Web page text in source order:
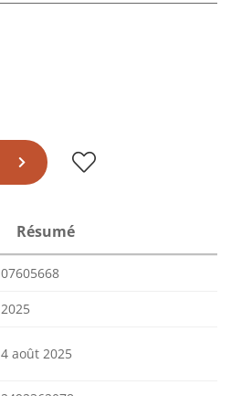
Résumé
07605668
2025
4 août 2025